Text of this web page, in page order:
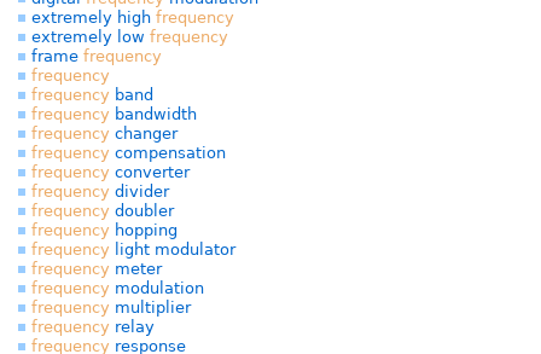
extremely high frequency
extremely low frequency
frame frequency
frequency
frequency band
frequency bandwidth
frequency changer
frequency compensation
frequency converter
frequency divider
frequency doubler
frequency hopping
frequency light modulator
frequency meter
frequency modulation
frequency multiplier
frequency relay
frequency response